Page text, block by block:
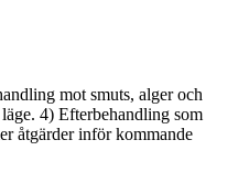
mot smuts, alger och
4) Efterbehandling som
åtgärder inför kommande